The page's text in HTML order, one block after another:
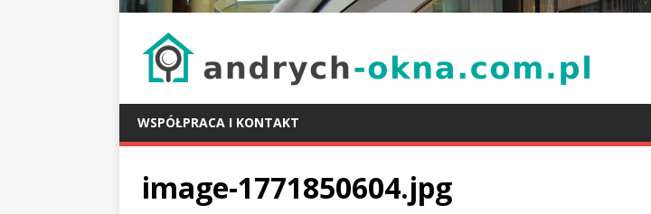
WSPÓŁPRACA I KONTAKT
image-1771850604.jpg